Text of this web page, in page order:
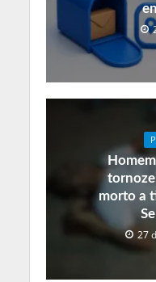
morto a
27